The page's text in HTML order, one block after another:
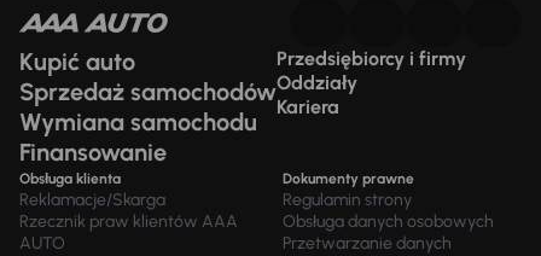
Kupić auto
Sprzedaż samochodów
Wymiana samochodu
Finansowanie
Przedsiębiorcy i firmy
Oddziały
Kariera
Obsługa klienta
Reklamacje/Skarga
Rzecznik praw klientów AAA
AUTO
Dokumenty prawne
Regulamin strony
Obsługa danych osobowych
Przetwarzanie danych